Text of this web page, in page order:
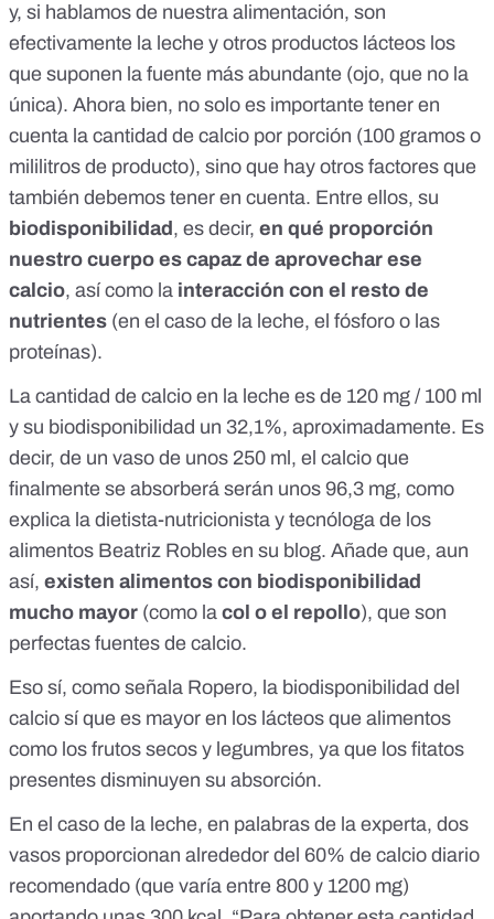
y, si hablamos de nuestra alimentación, son
efectivamente la leche y otros productos lácteos los
que suponen la fuente más abundante (ojo, que no la
única). Ahora bien, no solo es importante tener en
cuenta la cantidad de calcio por porción (100 gramos o
mililitros de producto), sino que hay otros factores que
también debemos tener en cuenta. Entre ellos, su
biodisponibilidad , es decir, en qué proporción
nuestro cuerpo es capaz de aprovechar ese
calcio, así como la interacción con el resto de
nutrientes (en el caso de la leche, el fósforo o las
proteínas).
La cantidad de calcio en la leche es de 120 mg / 100 ml
y su biodisponibilidad un 32,1%, aproximadamente. Es
decir, de un vaso de unos 250 ml, el calcio que
finalmente se absorberá serán unos 96,3 mg, como
explica la dietista-nutricionista y tecnóloga de los
alimentos Beatriz Robles en su blog. Añade que, aun
así, existen alimentos con biodisponibilidad
mucho mayor (como la col o el repollo), que son
perfectas fuentes de calcio.
Eso sí, como señala Ropero, la biodisponibilidad del
calcio sí que es mayor en los lácteos que alimentos
como los frutos secos y legumbres, ya que los fitatos
presentes disminuyen su absorción.
En el caso de la leche, en palabras de la experta, dos
vasos proporcionan alrededor del 60% de calcio diario
recomendado (que varía entre 800 y 1200 mg)